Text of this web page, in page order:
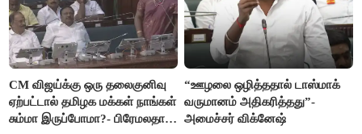
CM விஜய்க்கு ஒரு தலைகுனிவு
ஏற்பட்டால் தமிழக மக்கள் நாங்கள்
சும்மா இருப்போமா?- பிரேமலதா
“ஊழலை ஒழித்ததால் டாஸ்மாக்
வருமானம் அதிகரித்தது”-
அமைச்சர் விக்னேஷ்